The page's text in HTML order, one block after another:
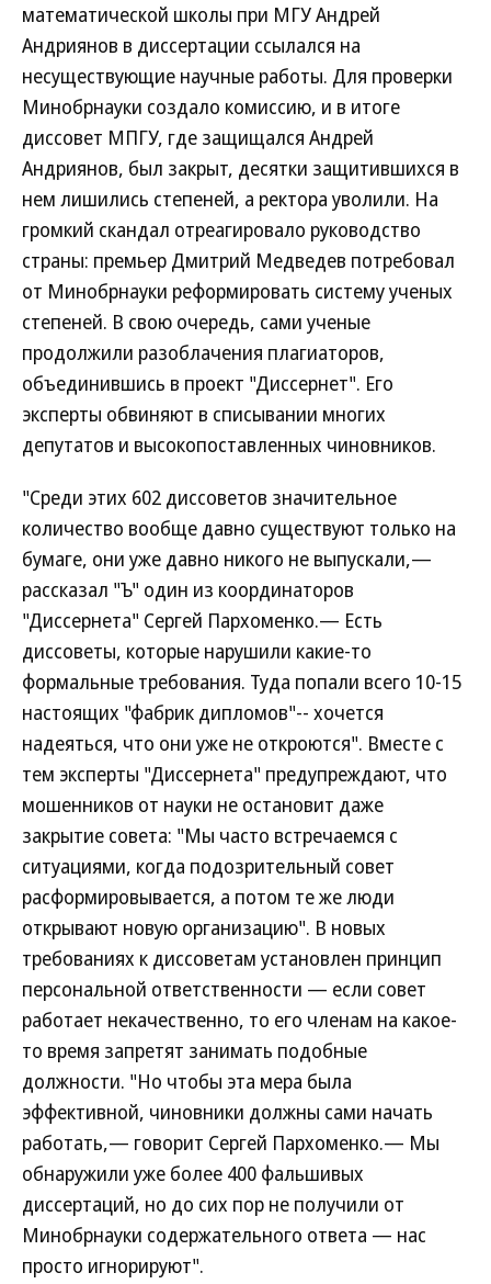
математической школы при МГУ Андрей
Андриянов в диссертации ссылался на
несуществующие научные работы. Для проверки
Минобрнауки создало комиссию, и в итоге
диссовет МПГУ, где защищался Андрей
Андриянов, был закрыт, десятки защитившихся в
нем лишились степеней, а ректора уволили. На
громкий скандал отреагировало руководство
страны: премьер Дмитрий Медведев потребовал
от Минобрнауки реформировать систему ученых
степеней. В свою очередь, сами ученые
продолжили разоблачения плагиаторов,
объединившись в проект "Диссернет". Его
эксперты обвиняют в списывании многих
депутатов и высокопоставленных чиновников.
"Среди этих 602 диссоветов значительное
количество вообще давно существуют только на
бумаге, они уже давно никого не выпускали,—
рассказал "Ъ" один из координаторов
"Диссернета" Сергей Пархоменко.— Есть
диссоветы, которые нарушили какие-то
формальные требования. Туда попали всего 10-15
настоящих "фабрик дипломов"-- хочется
надеяться, что они уже не откроются". Вместе с
тем эксперты "Диссернета" предупреждают, что
мошенников от науки не остановит даже
закрытие совета: "Мы часто встречаемся с
ситуациями, когда подозрительный совет
расформировывается, а потом те же люди
открывают новую организацию". В новых
требованиях к диссоветам установлен принцип
персональной ответственности — если совет
работает некачественно, то его членам на какое-
то время запретят занимать подобные
должности. "Но чтобы эта мера была
эффективной, чиновники должны сами начать
работать,— говорит Сергей Пархоменко.— Мы
обнаружили уже более 400 фальшивых
диссертаций, но до сих пор не получили от
Минобрнауки содержательного ответа — нас
просто игнорируют".